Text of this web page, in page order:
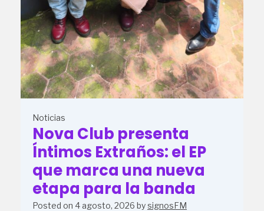
Noticias
Nova Club presenta
Íntimos Extraños: el EP
que marca una nueva
etapa para la banda
Posted on 4 agosto, 2026 bysignosFM